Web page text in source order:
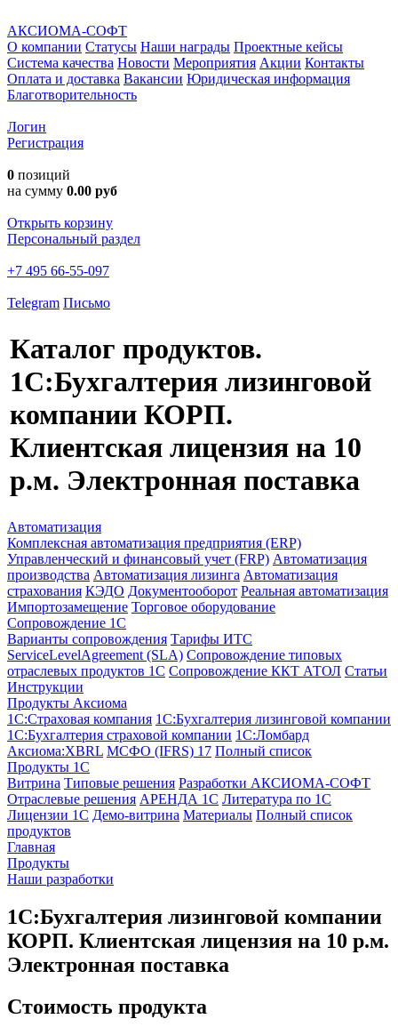
АКСИОМА-СОФТ
О компании Статусы Наши награды Проектные кейсы
Система качества Новости Мероприятия Акции Контакты
Оплата и доставка Вакансии Юридическая информация
Благотворительность
Логин
Регистрация
0 позиций
на сумму 0.00 руб
Открыть корзину
Персональный раздел
+7 495 66-55-097
Telegram Письмо
Каталог продуктов.
1С:Бухгалтерия лизинговой
компании КОРП.
Клиентская лицензия на 10
р.м. Электронная поставка
Автоматизация
Комплексная автоматизация предприятия (ERP)
Управленческий и финансовый учет (FRP) Автоматизация
производства Автоматизация лизинга Автоматизация
страхования КЭДО Документооборот Реальная автоматизация
Импортозамещение Торговое оборудование
Сопровождение 1С
Варианты сопровождения Тарифы ИТС
ServiceLevelAgreement (SLA) Сопровождение типовых
отраслевых продуктов 1С Сопровождение ККТ АТОЛ Статьи
Инструкции
Продукты Аксиома
1С:Страховая компания 1С:Бухгалтерия лизинговой компании
1С:Бухгалтерия страховой компании 1С:Ломбард
Аксиома:XBRL МСФО (IFRS) 17 Полный список
Продукты 1С
Витрина Типовые решения Разработки АКСИОМА-СОФТ
Отраслевые решения АРЕНДА 1С Литература по 1С
Лицензии 1C Демо-витрина Материалы Полный список
продуктов
Главная
Продукты
Наши разработки
1С:Бухгалтерия лизинговой компании
КОРП. Клиентская лицензия на 10 р.м.
Электронная поставка
Стоимость продукта